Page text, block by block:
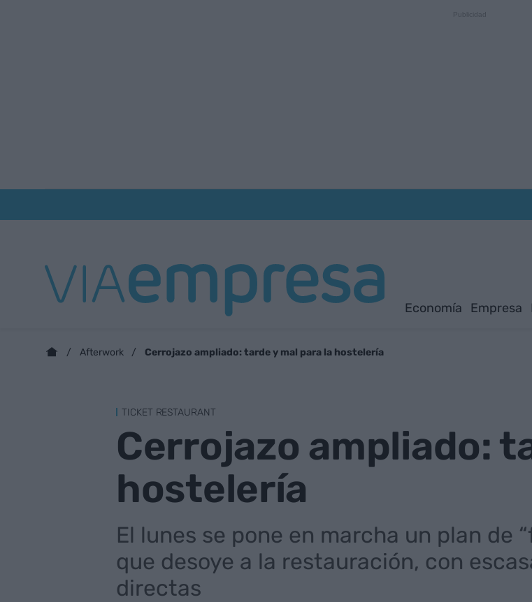
Economía Empresa
Afterwork Cerrojazo ampliado: tarde y mal para la hostelería
TICKET RESTAURANT
Cerrojazo ampliado:
hostelería
El lunes se pone en marcha un plan de
que desoye a la restauración, con
directas